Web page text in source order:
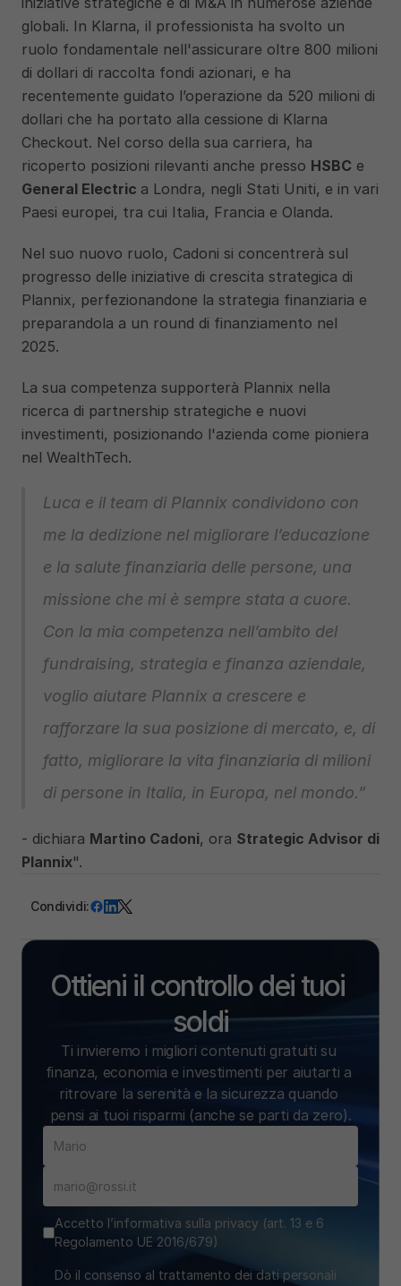
globali. In Klarna, il professionista ha svolto un
ruolo fondamentale nell'assicurare oltre 800 milioni
di dollari di raccolta fondi azionari, e ha
recentemente guidato l’operazione da 520 milioni di
dollari che ha portato alla cessione di Klarna
Checkout. Nel corso della sua carriera, ha
ricoperto posizioni rilevanti anche presso HSBC
General Electric a Londra, negli Stati Uniti, e in vari
Paesi europei, tra cui Italia, Francia e Olanda.
Nel suo nuovo ruolo, Cadoni si concentrerà sul
progresso delle iniziative di crescita strategica di
Plannix, perfezionandone la strategia finanziaria e
preparandola a un round di finanziamento nel
2025.
La sua competenza supporterà Plannix nella
ricerca di partnership strategiche e nuovi
investimenti, posizionando l'azienda come pioniera
nel WealthTech.
Luca e il team di Plannix condividono con
me la dedizione nel migliorare l’educazione
e la salute finanziaria delle persone, una
missione che mi è sempre stata a cuore.
Con la mia competenza nell’ambito del
fundraising, strategia e finanza aziendale,
voglio aiutare Plannix a crescere e
rafforzare la sua posizione di mercato, e, di
fatto, migliorare la vita finanziaria di milioni
di persone in Italia, in Europa, nel mondo.”
- dichiara Martino Cadoni, ora Strategic Advisor di
Plannix".
Condividi:
Ottieni il controllo dei tuoi
soldi
Ti invieremo i migliori contenuti gratuiti su
finanza, economia e investimenti per aiutarti a
ritrovare la serenità e la sicurezza quando
pensi ai tuoi risparmi (anche se parti da zero).
Accetto l’informativa sulla privacy (art. 13 e 6
Regolamento UE 2016/679)
Dò il consenso al trattamento dei dati personali